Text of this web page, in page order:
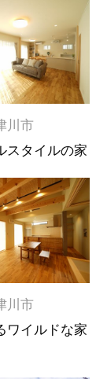
川市
スタイルの家
川市
ワイルドな家